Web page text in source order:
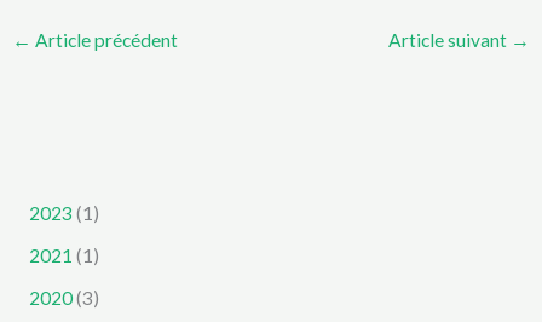
← Article précédent Article suivant →
2023 (1)
2021 (1)
2020(3)